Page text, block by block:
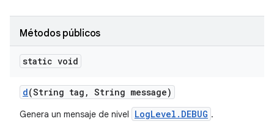
Métodos públicos
static void
d(String tag , String message)
Genera un mensaje de nivel LogLevel.DEBUG .